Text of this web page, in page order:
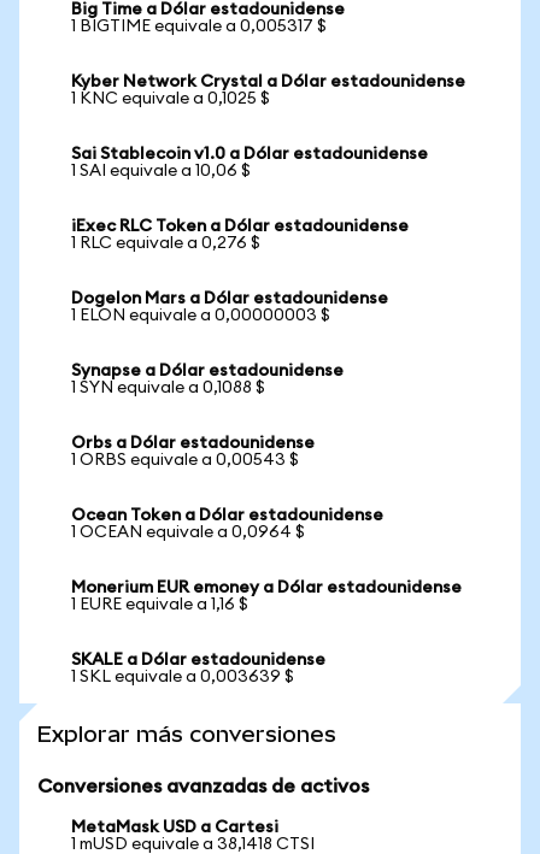
Big Time a Dólar estadounidense
1 BIGTIME equivale a 0,005317 $
Kyber Network Crystal a Dólar estadounidense
1 KNC equivale a 0,1025 $
Sai Stablecoin v1.0 a Dólar estadounidense
1 SAI equivale a 10,06 $
iExec RLC Token a Dólar estadounidense
1 RLC equivale a 0,276 $
Dogelon Mars a Dólar estadounidense
1 ELON equivale a 0,00000003 $
Synapse a Dólar estadounidense
1 SYN equivale a 0,1088 $
Orbs a Dólar estadounidense
1 ORBS equivale a 0,00543 $
Ocean Token a Dólar estadounidense
1 OCEAN equivale a 0,0964 $
Monerium EUR emoney a Dólar estadounidense
1 EURE equivale a 1,16 $
SKALE a Dólar estadounidense
1 SKL equivale a 0,003639 $
Explorar más conversiones
Conversiones avanzadas de activos
MetaMask USD a Cartesi
1 mUSD equivale a 38,1418 CTSI